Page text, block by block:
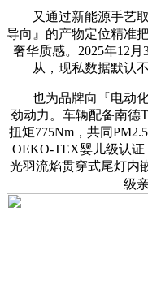
又通过新能源手艺取
导向』的产物定位精准
奢华质感。2025年12
从，现私数据默认
也为品牌向『电动化
劲动力。车辆配备南德
扭矩775Nm，共同
OEKO-TEX婴儿级认证
光羽流焰贯穿式尾灯内
级